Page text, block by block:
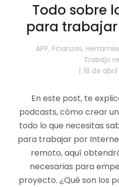
Todo sobre
para
APP, Finanzas,
Trabajo
18 de
En este post, te
podcasts, cómo crear
todo lo que necesitas
para trabajar por
remoto, aquí
necesarias para
proyecto. ¿Qué son los